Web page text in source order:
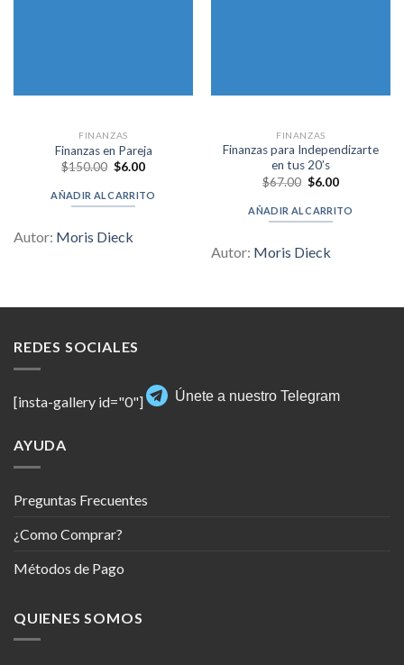
FINANZAS
Finanzas en Pareja
$150.00 Original
was:
$150.00.
$6.00Current
is:
$6.00.
AÑADIR AL CARRITO
Autor: Moris Dieck
FINANZAS
Finanzas para Independizarte
en tus 20’s
$67.00 Original
was:
$67.00.
$6.00Current
is:
$6.00.
AÑADIR AL CARRITO
Autor: Moris Dieck
REDES SOCIALES
[insta-gallery id="0"] Únete a nuestro Telegram
AYUDA
Preguntas Frecuentes
¿Como Comprar?
Métodos de Pago
QUIENES SOMOS